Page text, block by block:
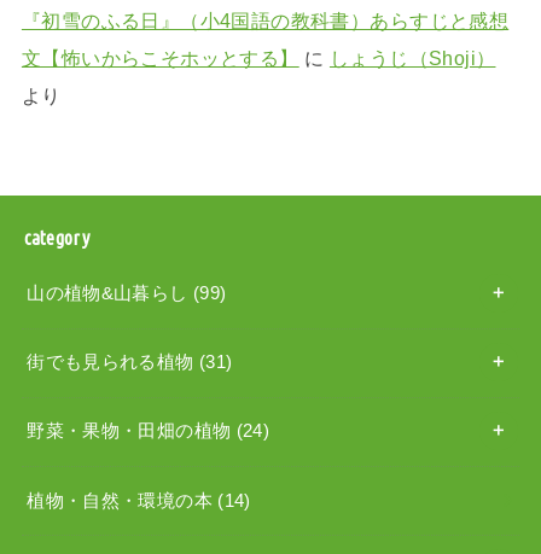
『初雪のふる日』（小4国語の教科書）あらすじと感想
文【怖いからこそホッとする】
に しょうじ（Shoji）
より
category
山の植物&山暮らし (99)
街でも見られる植物 (31)
野菜・果物・田畑の植物 (24)
植物・自然・環境の本 (14)